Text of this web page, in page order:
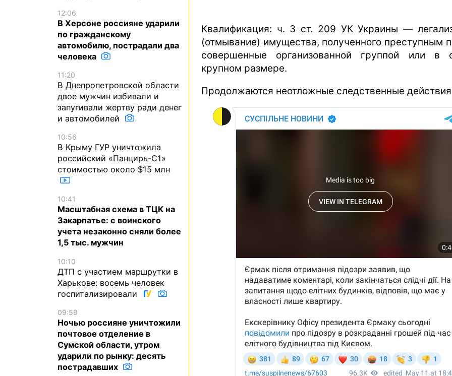
Квалификация: ч. 3 ст. 209 УК Украины —
(отмывание) имущества, полученного преступным
совершенные организованной группой или в
крупном размере.
Продолжаются неотложные следственные
12:06
В Херсоне россияне ударили
по гражданскому
автомобилю, пострадали два
человека
11:20
В Днепропетровской области
двое мужчин избивали и
запугивали жертву ради денег
и автомобилей
10:56
В Крыму ГУР уничтожила
российский «Панцирь-С1»
стоимостью около $15 млн
10:41
Масштабная схема в ТЦК на
Закарпатье: с воинского
учета незаконно сняли более
1,5 тыс. мужчин
10:10
ДТП с участием маршрутки в
Харькове: восемь человек
госпитализировали
09:59
Ночью россияне уничтожили
почтовое отделение в
Сумской области, утром
ударили по рынку: десять
пострадавших